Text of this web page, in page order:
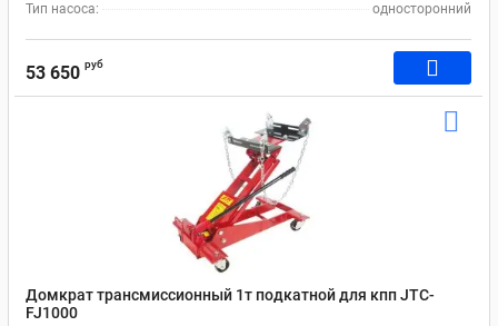
Тип насоса:
односторонний
53 650 руб
Домкрат трансмиссионный 1т подкатной для кпп JTC-
FJ1000